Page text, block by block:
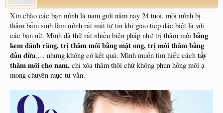
Xin chào các bạn mình là nam giới năm nay 24 tuổi, môi mình bị
thâm bẩm sinh làm mình rất mất tự tin khi giao tiếp đặc biệt là với
các bạn nữ. Mình đã thử rất nhiều biện pháp như trị thâm môi bằng
kem đánh răng, trị thâm môi bằng mật ong, trị môi thâm bằng
dầu dừa,… nhưng không có kết quả. Mình muốn tìm hiểu cách tẩy
thâm môi cho nam, chỉ xóa thâm thôi chứ không phun hồng môi ạ
mong chuyên mục tư vấn.